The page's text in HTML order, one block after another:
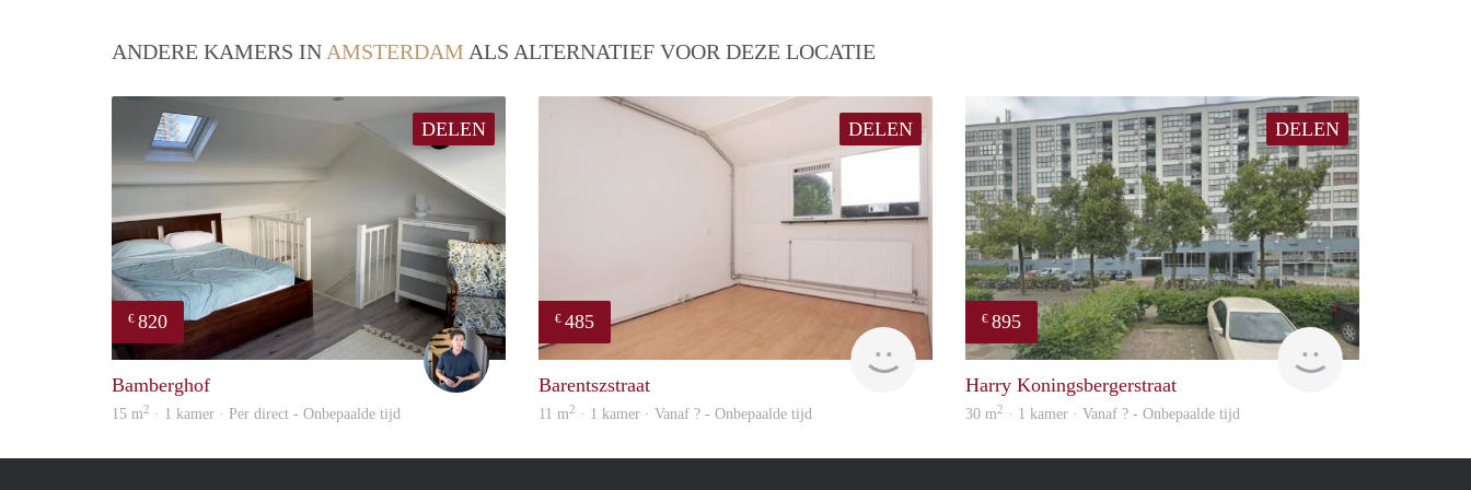
ANDERE KAMERS IN AMSTERDAM ALS ALTERNATIEF VOOR DEZE LOCATIE
DELEN
€ 820
Nik
Bamberghof
15 m2 · 1 kamer · Per direct - Onbepaalde tijd
DELEN
€ 485
rent
Barentszstraat
11 m2 · 1 kamer · Vanaf ? - Onbepaalde tijd
DELEN
€ 895
rent
Harry Koningsbergerstraat
30 m2 · 1 kamer · Vanaf ? - Onbepaalde tijd